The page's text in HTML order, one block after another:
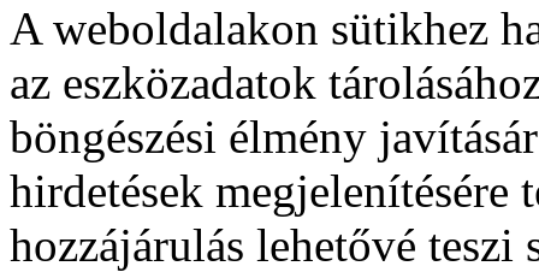
A weboldalakon sütikhez
az eszközadatok
böngészési élmény
hirdetések megjelenítésére
hozzájárulás lehetővé